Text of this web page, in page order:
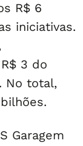
R$ 6
iniciativas.
3 do
No total,
Garagem